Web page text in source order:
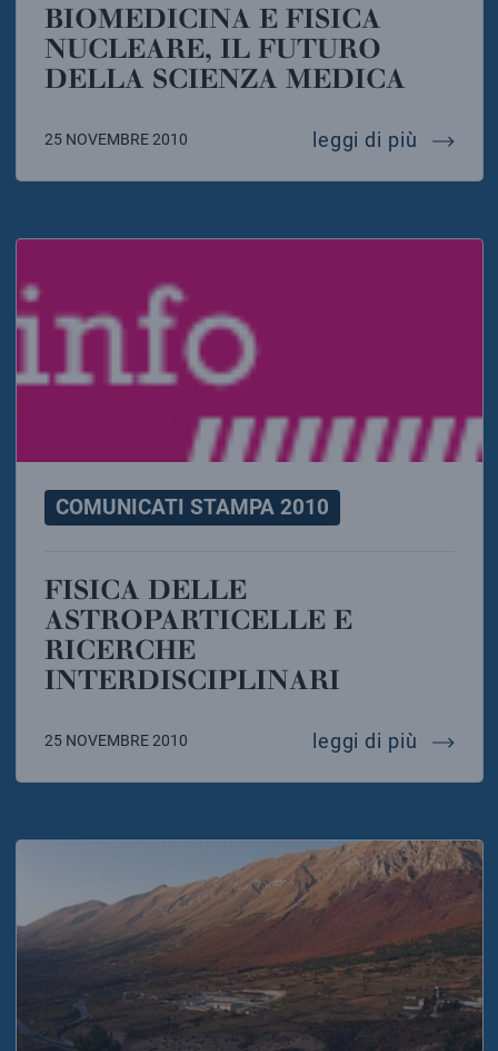
BIOMEDICINA E FISICA
NUCLEARE, IL FUTURO
DELLA SCIENZA MEDICA
25 NOVEMBRE 2010 leggi di più
COMUNICATI STAMPA 2010
FISICA DELLE
ASTROPARTICELLE E
RICERCHE
INTERDISCIPLINARI
25 NOVEMBRE 2010 leggi di più fisica